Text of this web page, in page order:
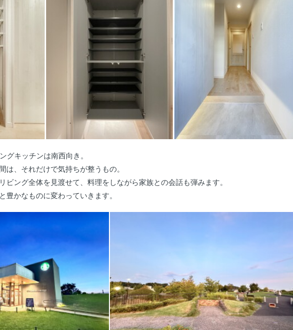
グキッチンは南西向き。
は、それだけで気持ちが整うもの。
ビング全体を見渡せて、料理をしながら家族との会話も弾みます。
豊かなものに変わっていきます。